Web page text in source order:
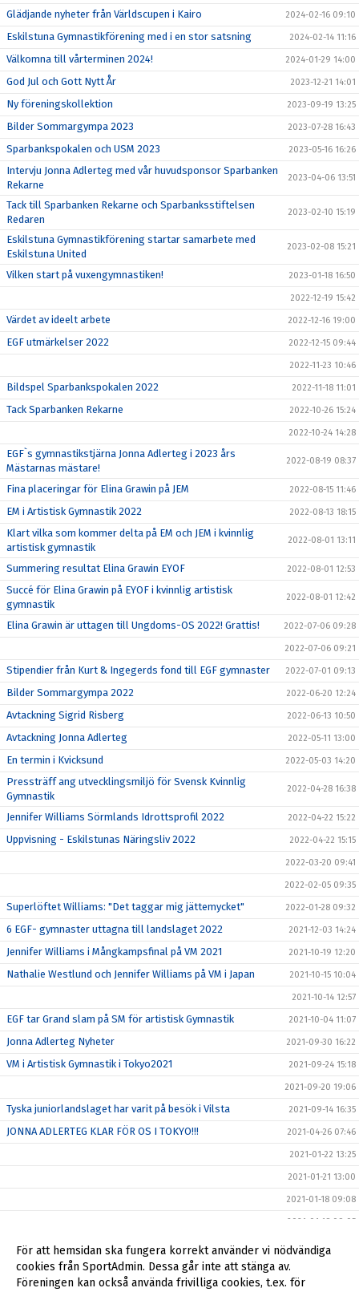
Glädjande nyheter från Världscupen i Kairo 2024-02-16 09:10
Eskilstuna Gymnastikförening med i en stor satsning 2024-02-14 11:16
Välkomna till vårterminen 2024! 2024-01-29 14:00
God Jul och Gott Nytt År 2023-12-21 14:01
Ny föreningskollektion 2023-09-19 13:25
Bilder Sommargympa 2023 2023-07-28 16:43
Sparbankspokalen och USM 2023 2023-05-16 16:26
Intervju Jonna Adlerteg med vår huvudsponsor Sparbanken
Rekarne
2023-04-06 13:51
Tack till Sparbanken Rekarne och Sparbanksstiftelsen
Redaren
2023-02-10 15:19
Eskilstuna Gymnastikförening startar samarbete med
Eskilstuna United
2023-02-08 15:21
Vilken start på vuxengymnastiken! 2023-01-18 16:50
2022-12-19 15:42
Värdet av ideelt arbete 2022-12-16 19:00
EGF utmärkelser 2022 2022-12-15 09:44
2022-11-23 10:46
Bildspel Sparbankspokalen 2022 2022-11-18 11:01
Tack Sparbanken Rekarne 2022-10-26 15:24
2022-10-24 14:28
EGF`s gymnastikstjärna Jonna Adlerteg i 2023 års
Mästarnas mästare!
2022-08-19 08:37
Fina placeringar för Elina Grawin på JEM 2022-08-15 11:46
EM i Artistisk Gymnastik 2022 2022-08-13 18:15
Klart vilka som kommer delta på EM och JEM i kvinnlig
artistisk gymnastik
2022-08-01 13:11
Summering resultat Elina Grawin EYOF 2022-08-01 12:53
Succé för Elina Grawin på EYOF i kvinnlig artistisk
gymnastik
2022-08-01 12:42
Elina Grawin är uttagen till Ungdoms-OS 2022! Grattis! 2022-07-06 09:28
2022-07-06 09:21
Stipendier från Kurt & Ingegerds fond till EGF gymnaster 2022-07-01 09:13
Bilder Sommargympa 2022 2022-06-20 12:24
Avtackning Sigrid Risberg 2022-06-13 10:50
Avtackning Jonna Adlerteg 2022-05-11 13:00
En termin i Kvicksund 2022-05-03 14:20
Pressträff ang utvecklingsmiljö för Svensk Kvinnlig
Gymnastik
2022-04-28 16:38
Jennifer Williams Sörmlands Idrottsprofil 2022 2022-04-22 15:22
Uppvisning - Eskilstunas Näringsliv 2022 2022-04-22 15:15
2022-03-20 09:41
2022-02-05 09:35
Superlöftet Williams: "Det taggar mig jättemycket" 2022-01-28 09:32
6 EGF- gymnaster uttagna till landslaget 2022 2021-12-03 14:24
Jennifer Williams i Mångkampsfinal på VM 2021 2021-10-19 12:20
Nathalie Westlund och Jennifer Williams på VM i Japan 2021-10-15 10:04
2021-10-14 12:57
EGF tar Grand slam på SM för artistisk Gymnastik 2021-10-04 11:07
Jonna Adlerteg Nyheter 2021-09-30 16:22
VM i Artistisk Gymnastik i Tokyo2021 2021-09-24 15:18
2021-09-20 19:06
Tyska juniorlandslaget har varit på besök i Vilsta 2021-09-14 16:35
JONNA ADLERTEG KLAR FÖR OS I TOKYO!!! 2021-04-26 07:46
2021-01-22 13:25
2021-01-21 13:00
2021-01-18 09:08
2021-01-18 09:05
2021-01-14 10:19
2020-07-24 09:45
2019-10-06 13:13
För att hemsidan ska fungera korrekt använder vi nödvändiga
cookies från SportAdmin. Dessa går inte att stänga av.
Föreningen kan också använda frivilliga cookies, t.ex. för